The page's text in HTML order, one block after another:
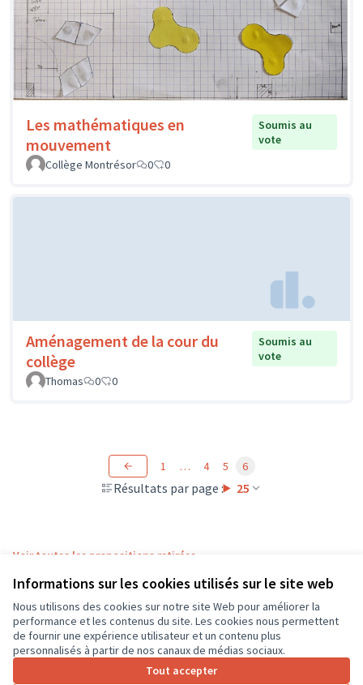
Informations sur les cookies utilisés sur le site web
Nous utilisons des cookies sur notre site Web pour améliorer la
performance et les contenus du site. Les cookies nous permettent
de fournir une expérience utilisateur et un contenu plus
personnalisés à partir de nos canaux de médias sociaux.
Tout accepter
Les mathématiques en
mouvement
Soumis au
vote
Collège Montrésor
0 0
Aménagement de la cour du
collège
Soumis au
vote
Thomas
0 0
Résultats par page : 25
1 … 4 5 6
Voir toutes les propositions retirées
Conditions d'utilisation
Paramètres des cookies
CD37 sur X
(Lien externe)
CD37 sur Facebook
CD37 sur Instagram
CD37 sur YouTube
(Lien externe)